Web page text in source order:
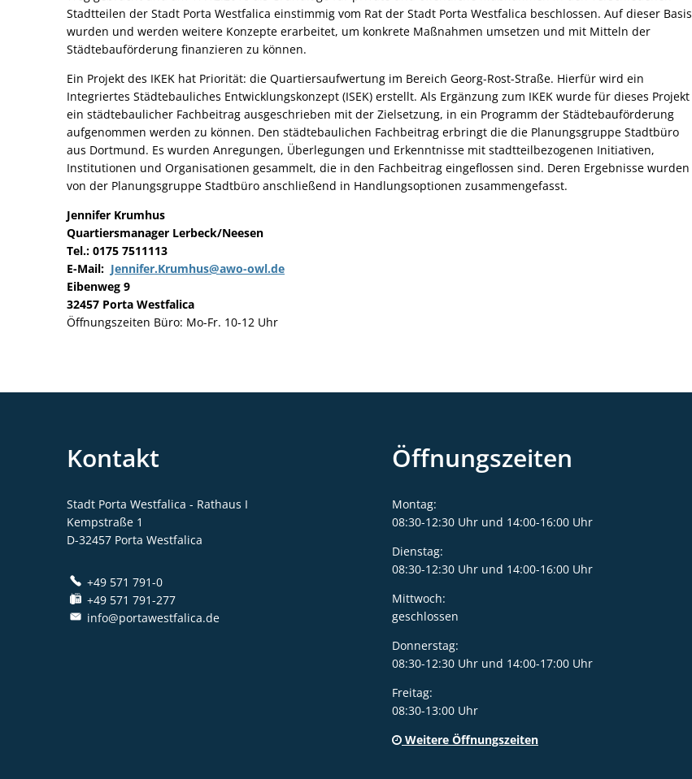
Stadtteilen der Stadt Porta Westfalica einstimmig vom Rat der Stadt Porta Westfalica beschlossen. Auf dieser Basis
wurden und werden weitere Konzepte erarbeitet, um konkrete Maßnahmen umsetzen und mit Mitteln der
Städtebauförderung finanzieren zu können.
Ein Projekt des IKEK hat Priorität: die Quartiersaufwertung im Bereich Georg-Rost-Straße. Hierfür wird ein
Integriertes Städtebauliches Entwicklungskonzept (ISEK) erstellt. Als Ergänzung zum IKEK wurde für dieses Projekt
ein städtebaulicher Fachbeitrag ausgeschrieben mit der Zielsetzung, in ein Programm der Städtebauförderung
aufgenommen werden zu können. Den städtebaulichen Fachbeitrag erbringt die die Planungsgruppe Stadtbüro
aus Dortmund. Es wurden Anregungen, Überlegungen und Erkenntnisse mit stadtteilbezogenen Initiativen,
Institutionen und Organisationen gesammelt, die in den Fachbeitrag eingeflossen sind. Deren Ergebnisse wurden
von der Planungsgruppe Stadtbüro anschließend in Handlungsoptionen zusammengefasst.
Jennifer Krumhus
Quartiersmanager Lerbeck/Neesen
Tel.: 0175 7511113
E-Mail: Jennifer.Krumhus@awo-owl.de
Eibenweg 9
32457 Porta Westfalica
Öffnungszeiten Büro: Mo-Fr. 10-12 Uhr
Kontakt
Stadt Porta Westfalica - Rathaus I
Kempstraße 1
D-32457 Porta Westfalica
+49 571 791-0
+49 571 791-277
info@portawestfalica.de
Öffnungszeiten
Montag:
08:30-12:30 Uhr und 14:00-16:00 Uhr
Dienstag:
08:30-12:30 Uhr und 14:00-16:00 Uhr
Mittwoch:
geschlossen
Donnerstag:
08:30-12:30 Uhr und 14:00-17:00 Uhr
Freitag:
08:30-13:00 Uhr
Weitere Öffnungszeiten